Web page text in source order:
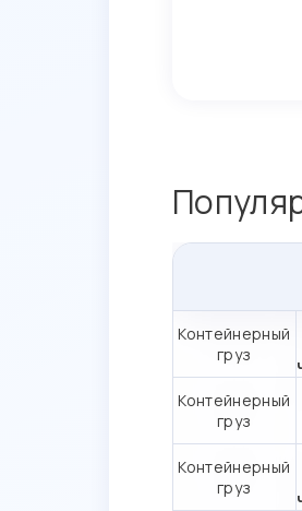
Контейнерный
груз
Контейнерный
груз
Контейнерный
груз